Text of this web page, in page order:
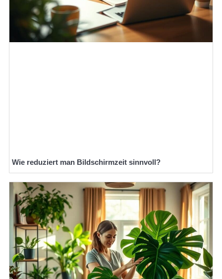
Wie reduziert man Bildschirmzeit sinnvoll?